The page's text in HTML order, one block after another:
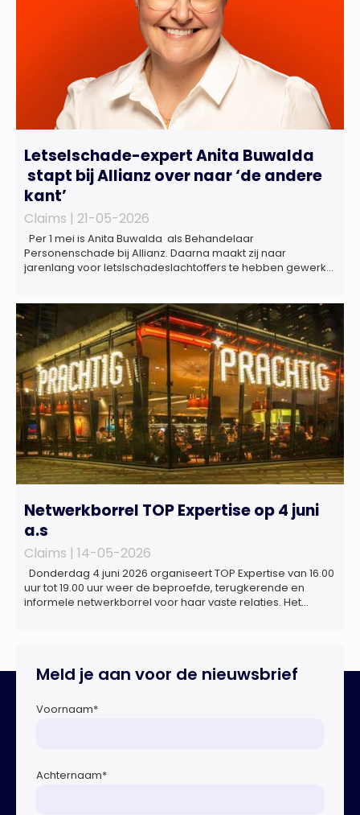
Letselschade-expert Anita Buwalda
stapt bij Allianz over naar ‘de andere
kant’
Claims | 21-05-2026
Per 1 mei is Anita Buwalda als Behandelaar
Personenschade bij Allianz. Daarna maakt zij naar
jarenlang voor letslschadeslachtoffers te hebben gewerkt
naam van Buwalda Letselschade, waarin zij onder meer
werkzaam was voor ZLM, Ard Korevaar Personenschade,
Overtoom […]
Netwerkborrel TOP Expertise op 4 juni
a.s
Claims | 14-05-2026
Donderdag 4 juni 2026 organiseert TOP Expertise van 16.00
uur tot 19.00 uur weer de beproefde, terugkerende en
informele netwerkborrel voor haar vaste relaties. Het
Meld je aan voor de nieuwsbrief
Voornaam*
Achternaam*